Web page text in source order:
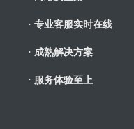
· 专业客服实时在线
· 成熟解决方案
· 服务体验至上